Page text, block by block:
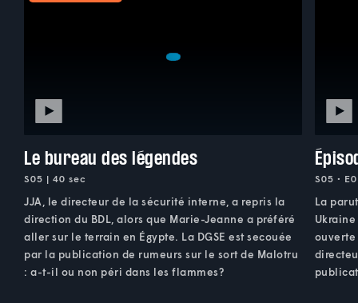
Le bureau des légendes
S05 | 40 sec
JJA, le directeur de la sécurité interne, a repris la
direction du BDL, alors que Marie-Jeanne a préféré
aller sur le terrain en Égypte. La DGSE est secouée
par la publication de rumeurs sur le sort de Malotru
: a-t-il ou non péri dans les flammes?
S05 •
La
ouverte